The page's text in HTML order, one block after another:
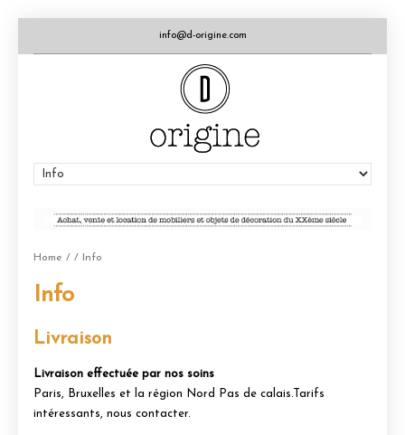
info@d-origine.com
Home / / Info
Info
Livraison
Livraison effectuée par nos soins
Paris, Bruxelles et la région Nord Pas de calais.Tarifs
intéressants, nous contacter.